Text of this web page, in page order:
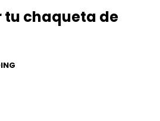
tu chaqueta de